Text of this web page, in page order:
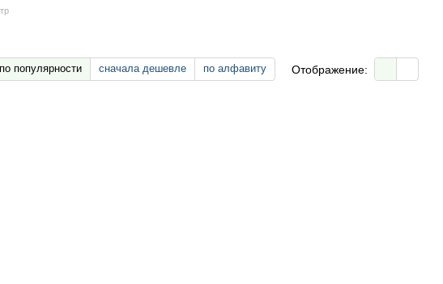
по популярности сначала дешевле по алфавиту Отображение: